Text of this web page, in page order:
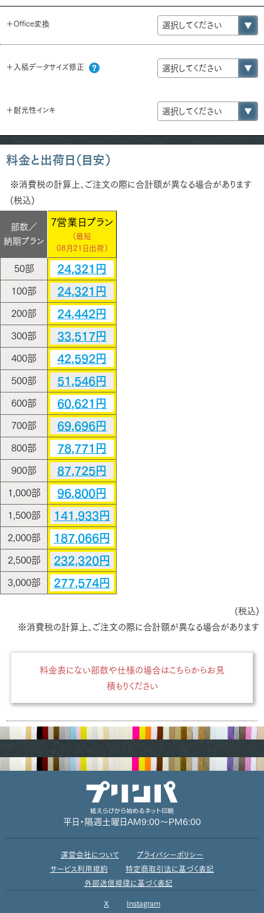
＋Office変換
＋入稿データサイズ修正
＋耐光性インキ
料金と出荷日（目安）
※消費税の計算上、ご注文の際に合計額が異なる場合があります
(税込)
部数／
納期プラン
7営業日プラン
（最短
08月21日出荷）
50部 24,321円
100部 24,321円
200部 24,442円
300部 33,517円
400部 42,592円
500部 51,546円
600部 60,621円
700部 69,696円
800部 78,771円
900部 87,725円
1,000部 96,800円
1,500部 141,933円
2,000部 187,066円
2,500部 232,320円
3,000部 277,574円
(税込)
※消費税の計算上、ご注文の際に合計額が異なる場合があります
料金表にない部数や仕様の場合はこちらからお見
積もりください
平日・隔週土曜日 AM9:00～PM6:00
運営会社について
プライバシーポリシー
サービス利用規約
特定商取引法に基づく表記
外部送信規律に基づく表記
X Instagram